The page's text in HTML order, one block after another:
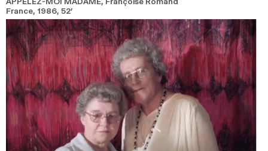
2024
2022
RECHERCHE
France, 1986, 52’